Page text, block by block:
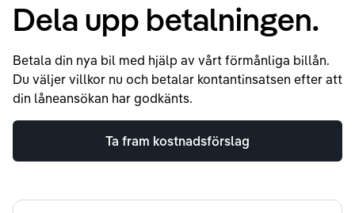
Dela upp betalningen.
Betala din nya bil med hjälp av vårt förmånliga billån.
Du väljer villkor nu och betalar kontantinsatsen efter att
din låneansökan har godkänts.
Ta fram kostnadsförslag